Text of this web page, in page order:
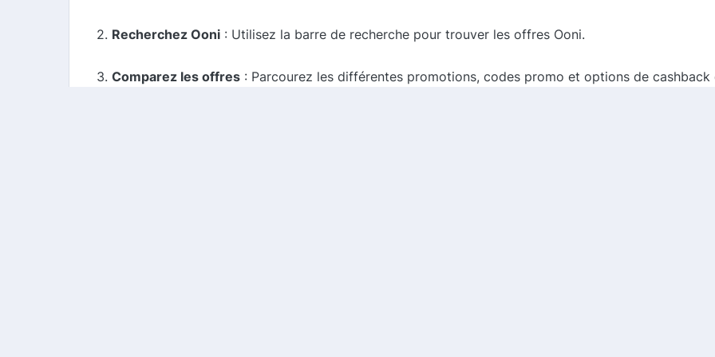
2. Recherchez Ooni : Utilisez la barre de recherche pour trouver les offres Ooni.
3. Comparez les offres : Parcourez les différentes promotions, codes promo et options de cashback